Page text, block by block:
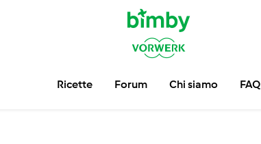
Ricette Forum Chi siamo FAQ